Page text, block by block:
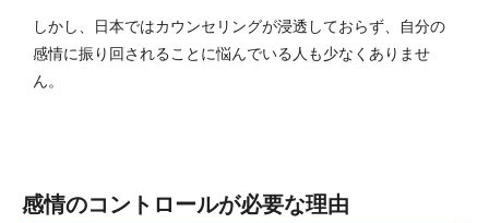
しかし、日本ではカウンセリングが浸透しておらず、自分の
感情に振り回されることに悩んでいる人も少なくありませ
ん。
感情のコントロールが必要な理由